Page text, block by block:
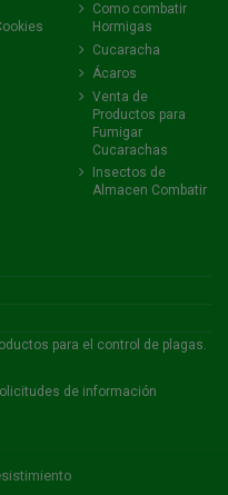
Como combatir
Hormigas
Cucaracha
Ácaros
Venta de
Productos para
Fumigar
Cucarachas
Insectos de
Almacen Combatir
para el control de plagas.
de información